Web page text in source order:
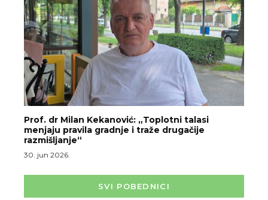
Prof. dr Milan Kekanović: „Toplotni talasi
menjaju pravila gradnje i traže drugačije
razmišljanje“
30. jun 2026.
SVI POBEDNICI